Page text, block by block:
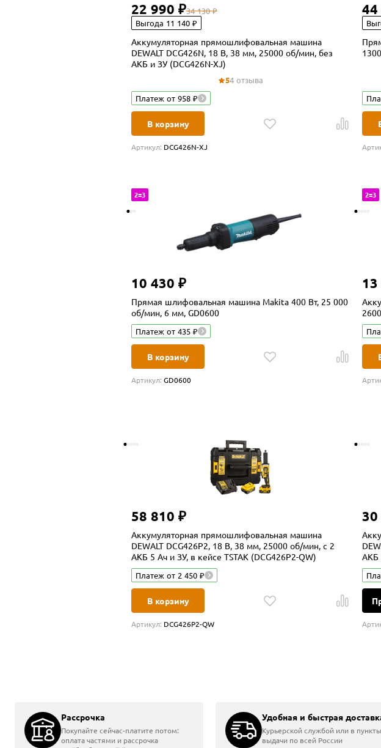
22 990 ₽34 130 ₽
Выгода 11 140 ₽
Аккумуляторная прямошлифовальная машина
DEWALT DCG426N, 18 В, 38 мм, 25000 об/мин, без
АКБ и ЗУ (DCG426N-XJ)
54 отзыва
Платеж от 958 ₽
В корзину
Артикул: DCG426N-XJ
44
2=3
10 430 ₽
Прямая шлифовальная машина Makita 400 Вт, 25 000
об/мин, 6 мм, GD0600
Платеж от 435 ₽
В корзину
Артикул: GD0600
2=3
58 810 ₽
Аккумуляторная прямошлифовальная машина
DEWALT DCG426P2, 18 В, 38 мм, 25000 об/мин, с 2
АКБ 5 Ач и ЗУ, в кейсе TSTAK (DCG426P2-QW)
Платеж от 2 450 ₽
В корзину
Артикул: DCG426P2-QW
30
АКБ
Главная Инструменты Прямошлифовальные машины
Прямошлифовальные машины
Рассрочка
Покупайте сейчас-платите потом:
оплата частями и рассрочка
Удобная и быстрая
Курьерской службой или в пункты
выдачи по всей России